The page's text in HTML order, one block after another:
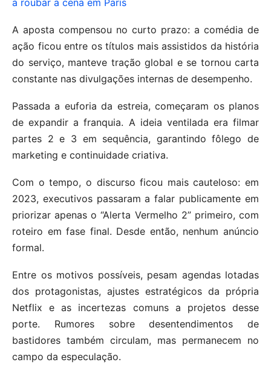
A aposta compensou no curto prazo: a comédia de
ação ficou entre os títulos mais assistidos da história
do serviço, manteve tração global e se tornou carta
constante nas divulgações internas de desempenho.
Passada a euforia da estreia, começaram os planos
de expandir a franquia. A ideia ventilada era filmar
partes 2 e 3 em sequência, garantindo fôlego de
marketing e continuidade criativa.
Com o tempo, o discurso ficou mais cauteloso: em
2023, executivos passaram a falar publicamente em
priorizar apenas o “Alerta Vermelho 2” primeiro, com
roteiro em fase final. Desde então, nenhum anúncio
formal.
Entre os motivos possíveis, pesam agendas lotadas
dos protagonistas, ajustes estratégicos da própria
Netflix e as incertezas comuns a projetos desse
porte. Rumores sobre desentendimentos de
bastidores também circulam, mas permanecem no
campo da especulação.